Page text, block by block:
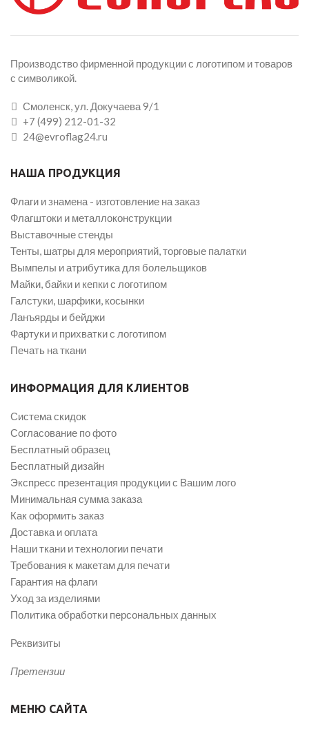
Производство фирменной продукции с логотипом и товаров
с символикой.
Смоленск, ул. Докучаева 9/1
+7 (499) 212-01-32
24@evroflag24.ru
НАША ПРОДУКЦИЯ
Флаги и знамена - изготовление на заказ
Флагштоки и металлоконструкции
Выставочные стенды
Тенты, шатры для мероприятий, торговые палатки
Вымпелы и атрибутика для болельщиков
Майки, байки и кепки с логотипом
Галстуки, шарфики, косынки
Ланъярды и бейджи
Фартуки и прихватки с логотипом
Печать на ткани
ИНФОРМАЦИЯ ДЛЯ КЛИЕНТОВ
Система скидок
Согласование по фото
Бесплатный образец
Бесплатный дизайн
Экспресс презентация продукции с Вашим лого
Минимальная сумма заказа
Как оформить заказ
Доставка и оплата
Наши ткани и технологии печати
Требования к макетам для печати
Гарантия на флаги
Уход за изделиями
Политика обработки персональных данных
Реквизиты
Претензии
МЕНЮ САЙТА